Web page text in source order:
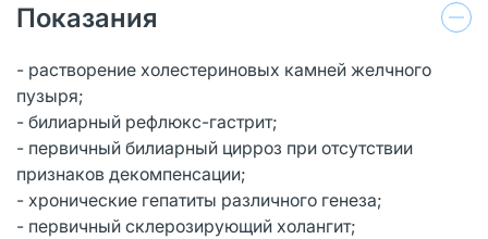
Показания
- растворение холестериновых камней желчного
пузыря;
- билиарный рефлюкс-гастрит;
- первичный билиарный цирроз при отсутствии
признаков декомпенсации;
- хронические гепатиты различного генеза;
- первичный склерозирующий холангит;